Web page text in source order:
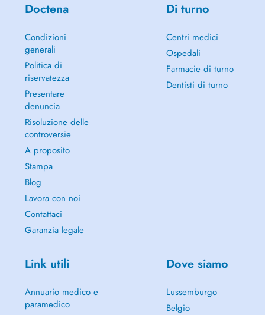
Doctena
Condizioni
generali
Politica di
riservatezza
Presentare
denuncia
Risoluzione delle
controversie
A proposito
Stampa
Blog
Lavora con noi
Contattaci
Garanzia legale
Di turno
Centri medici
Ospedali
Farmacie di turno
Dentisti di turno
Link utili
Annuario medico e
paramedico
Dove siamo
Lussemburgo
Belgio